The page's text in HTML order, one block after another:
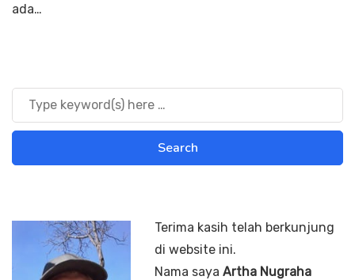
ada…
Terima kasih telah berkunjung
di website ini.
Nama saya Artha Nugraha